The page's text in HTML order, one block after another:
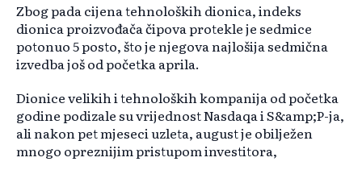
Zbog pada cijena tehnoloških dionica, indeks
dionica proizvođača čipova protekle je sedmice
potonuo 5 posto, što je njegova najlošija sedmična
izvedba još od početka aprila.
Dionice velikih i tehnoloških kompanija od početka
godine podizale su vrijednost Nasdaqa i S&amp;P-ja,
ali nakon pet mjeseci uzleta, august je obilježen
mnogo opreznijim pristupom investitora,